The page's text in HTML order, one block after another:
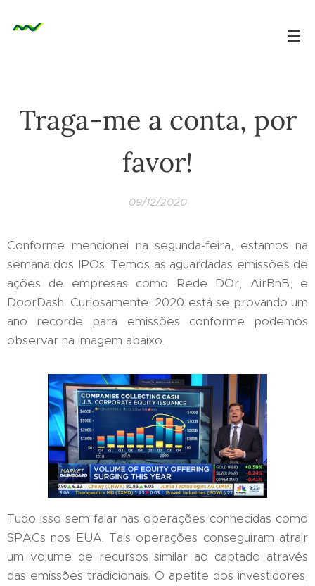
Traga-me a conta, por
favor!
09/12/2020
Conforme mencionei na segunda-feira, estamos na
semana dos IPOs. Temos as aguardadas emissões de
ações de empresas como Rede D´Or, AirBnB, e
DoorDash. Curiosamente, 2020 está se provando um
ano recorde para emissões conforme podemos
observar na imagem abaixo.
Tudo isso sem falar nas operações conhecidas como
SPACs nos EUA. Tais operações conseguiram atrair
um volume de recursos similar ao captado através
das emissões tradicionais. O apetite dos investidores,